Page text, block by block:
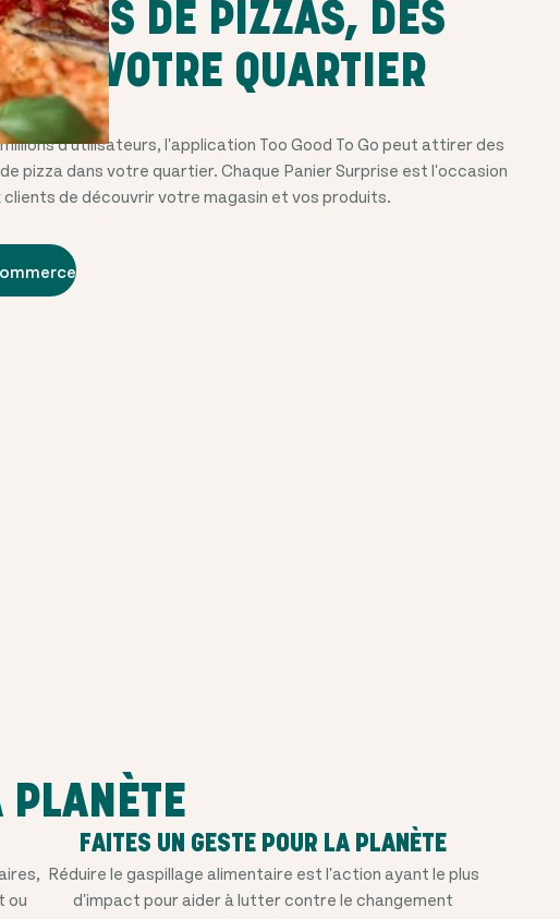
DE PIZZAS, DES
DE VOTRE QUARTIER
d'utilisateurs, l'application Too Good To Go peut attirer des
pizza dans votre quartier. Chaque Panier Surprise est l'occasion
clients de découvrir votre magasin et vos produits.
PLANÈTE
ou
FAITES UN GESTE POUR LA PLANÈTE
Réduire le gaspillage alimentaire est l'action ayant le plus
d'impact pour aider à lutter contre le changement